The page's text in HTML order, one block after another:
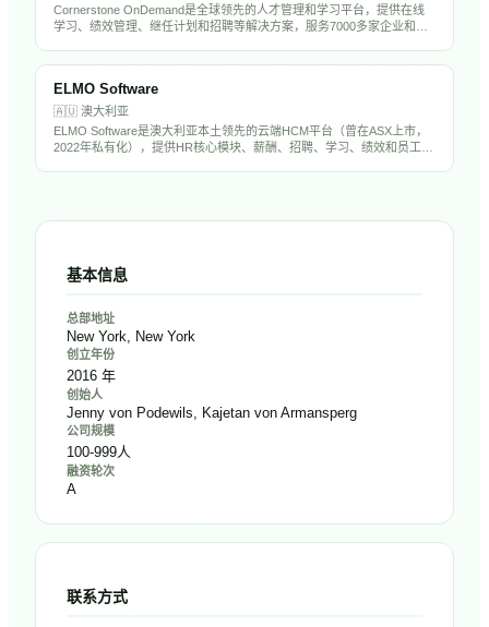
Cornerstone OnDemand是全球领先的人才管理和学习平台，提供在线
学习、绩效管理、继任计划和招聘等解决方案，服务7000多家企业和
ELMO Software
🇦🇺 澳大利亚
ELMO Software是澳大利亚本土领先的云端HCM平台（曾在ASX上市，
2022年私有化），提供HR核心模块、薪酬、招聘、学习、绩效和员工调
基本信息
总部地址
New York, New York
创立年份
2016 年
创始人
Jenny von Podewils, Kajetan von Armansperg
公司规模
100-999人
融资轮次
A
联系方式